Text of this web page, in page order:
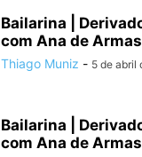
Bailarina |
com Ana de
Thiago Muniz - 5 de abril
Bailarina |
com Ana de